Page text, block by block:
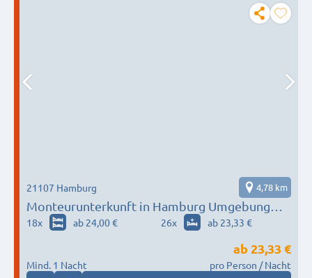
Monteurunterkunft in Hamburg Umgebung
nach Wunsch / Bedürfnis
21107 Hamburg 4,78 km
18x ab 24,00 € 26x ab 23,33 €
Mind. 1 Nacht
ab 23,33 €
pro Person / Nacht